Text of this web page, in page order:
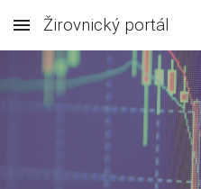
Skip to main content
Žirovnický portál